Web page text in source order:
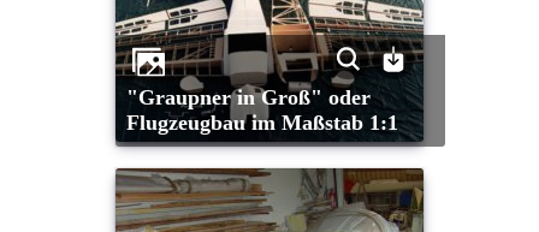
"Graupner in Groß" oder
Flugzeugbau im Maßstab 1:1